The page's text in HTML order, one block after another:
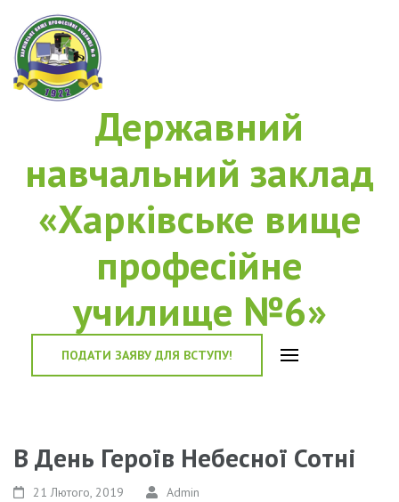
Державний
навчальний заклад
«Харківське вище
професійне
училище №6»
ПОДАТИ ЗАЯВУ ДЛЯ ВСТУПУ!
В День Героїв Небесної Сотні
21 Лютого, 2019 Admin